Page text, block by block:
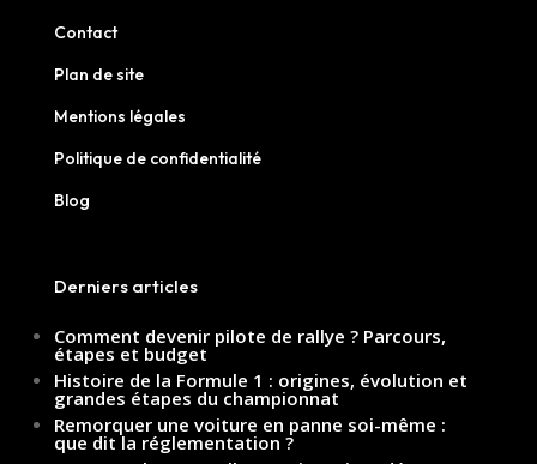
Contact
Plan de site
Mentions légales
Politique de confidentialité
Blog
Derniers articles
Comment devenir pilote de rallye ? Parcours,
étapes et budget
Histoire de la Formule 1 : origines, évolution et
grandes étapes du championnat
Remorquer une voiture en panne soi-même :
que dit la réglementation ?